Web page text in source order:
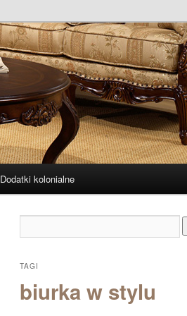
Dodatki kolonialne
TAGI
biurka w stylu